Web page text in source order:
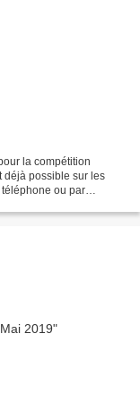
la compétition
déjà possible sur les
ou par